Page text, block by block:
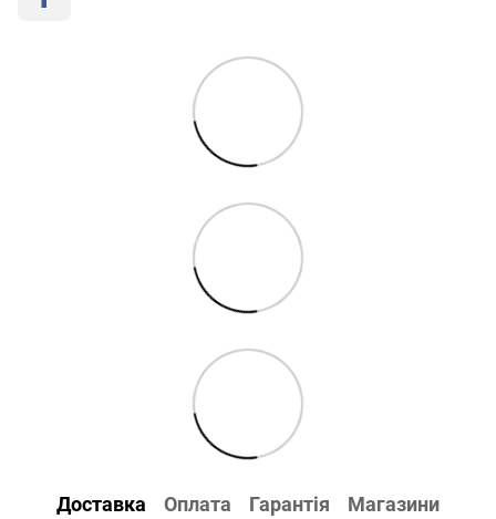
Доставка Оплата Гарантія Магазини